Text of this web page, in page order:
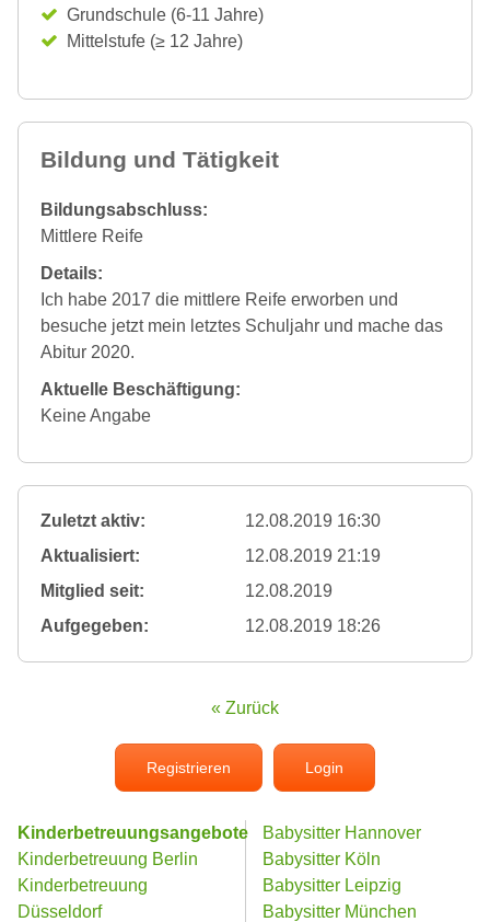
Grundschule (6-11 Jahre)
Mittelstufe (≥ 12 Jahre)
Bildung und Tätigkeit
Bildungsabschluss:
Mittlere Reife
Details:
Ich habe 2017 die mittlere Reife erworben und
besuche jetzt mein letztes Schuljahr und mache das
Abitur 2020.
Aktuelle Beschäftigung:
Keine Angabe
Zuletzt aktiv:
12.08.2019 16:30
Aktualisiert:
12.08.2019 21:19
Mitglied seit:
12.08.2019
Aufgegeben:
12.08.2019 18:26
« Zurück
Registrieren Login
Kinderbetreuungsangebote
Kinderbetreuung Berlin
Kinderbetreuung
Düsseldorf
Babysitter Hannover
Babysitter Köln
Babysitter Leipzig
Babysitter München